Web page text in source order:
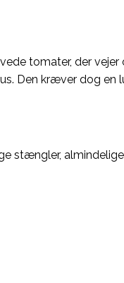
tomater, der
Den kræver dog
stængler,